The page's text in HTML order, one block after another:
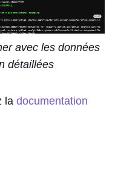
avec les données
détaillées
la documentation